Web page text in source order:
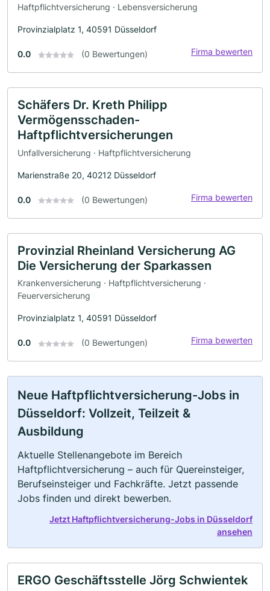
Haftpflichtversicherung · Lebensversicherung
Provinzialplatz 1, 40591 Düsseldorf
0.0 (0 Bewertungen) Firma bewerten
Schäfers Dr. Kreth Philipp
Vermögensschaden-
Haftpflichtversicherungen
Unfallversicherung · Haftpflichtversicherung
Marienstraße 20, 40212 Düsseldorf
0.0 (0 Bewertungen) Firma bewerten
Provinzial Rheinland Versicherung AG
Die Versicherung der Sparkassen
Krankenversicherung · Haftpflichtversicherung ·
Feuerversicherung
Provinzialplatz 1, 40591 Düsseldorf
0.0 (0 Bewertungen) Firma bewerten
Neue Haftpflichtversicherung-Jobs in
Düsseldorf: Vollzeit, Teilzeit &
Ausbildung
Aktuelle Stellenangebote im Bereich
Haftpflichtversicherung – auch für Quereinsteiger,
Berufseinsteiger und Fachkräfte. Jetzt passende
Jobs finden und direkt bewerben.
Jetzt Haftpflichtversicherung-Jobs in Düsseldorf
ansehen
ERGO Geschäftsstelle Jörg Schwientek